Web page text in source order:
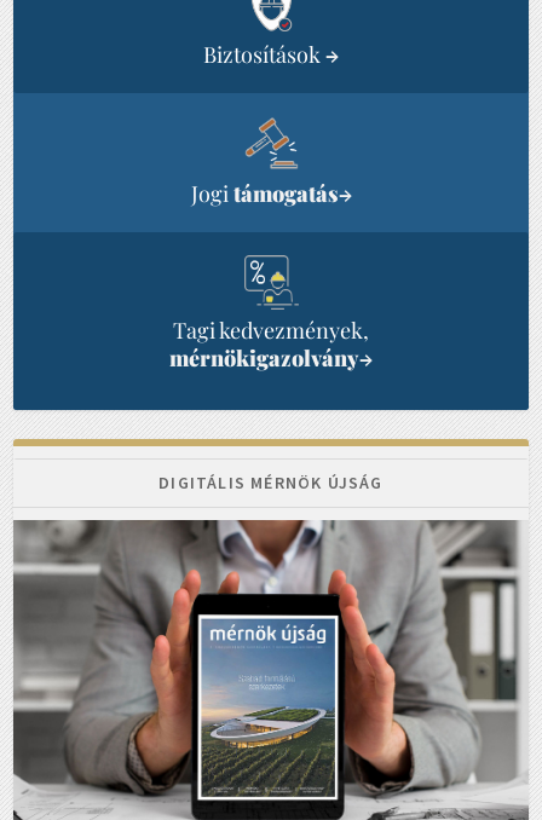
Biztosítások →
Jogitámogatás→
Tagi kedvezmények,
mérnökigazolvány→
DIGITÁLIS MÉRNÖK ÚJSÁG